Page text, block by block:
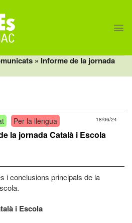
» Informe de la jornada
Per la llengua 18/06/24
la jornada Català i Escola
i conclusions principals de la
i Escola